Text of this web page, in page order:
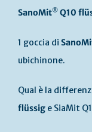
SanoMit® Q10
1 goccia di
ubichinone.
Qual è la
flüssig e SiaMit